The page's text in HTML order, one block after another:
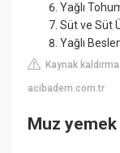
Yağlı
Süt ve Süt
Yağlı
Kaynak
acibadem.com.tr
Muz yemek